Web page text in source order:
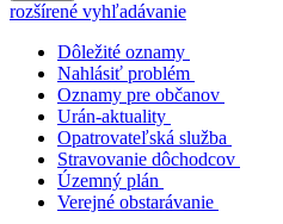
rozšírené vyhľadávanie
Dôležité oznamy
Nahlásiť problém
Oznamy pre občanov
Urán-aktuality
Opatrovateľská služba
Stravovanie dôchodcov
Územný plán
Verejné obstarávanie